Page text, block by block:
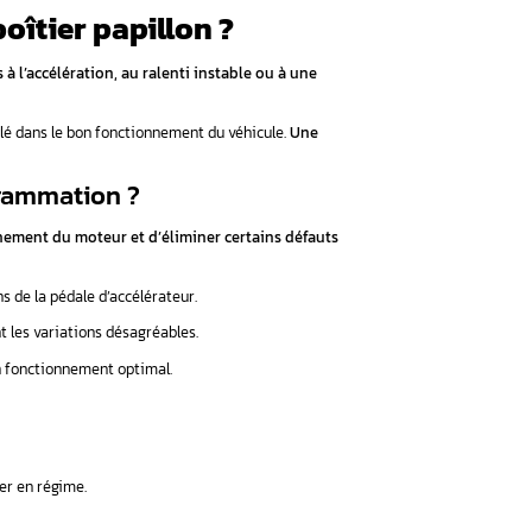
d’ajuster les paramètres du calculateur moteur afin
:
: réduction des latences et des erreurs de lecture.
ajustement plus précis du mélange air-carburant.
Contactez-nous dès maintenant au 06 98 66 23 61 !
par cette intervention ?
sont équipés d’un boîtier papillon électronique, qu’ils
compatible, ce qui permet une optimisation